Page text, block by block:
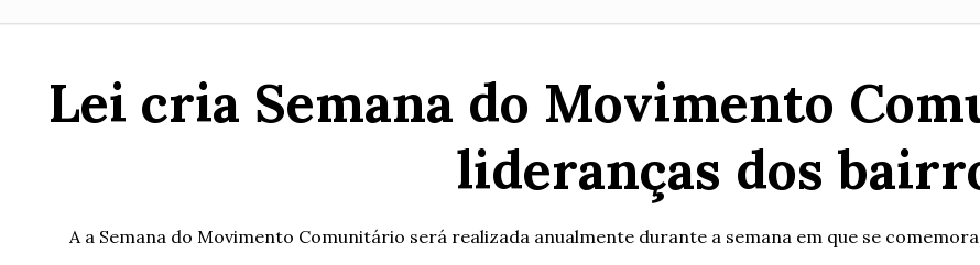
Lei cria Semana do Movimento
lideranças dos
A a Semana do Movimento Comunitário será realizada anualmente durante a semana em que se